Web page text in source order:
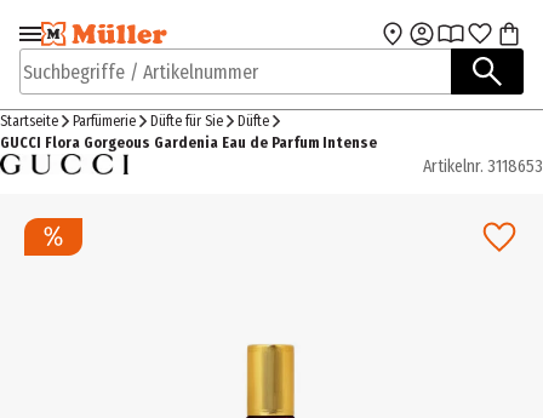
Zur Navigation
springen
Zum Hauptinhalt
Suchbegriffe / Artikelnummer
Startseite Parfümerie Düfte für Sie
Düfte
GUCCI Flora Gorgeous Gardenia Eau de Parfum Intense
Artikelnr. 3118653